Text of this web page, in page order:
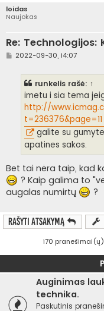
loidas
Naujokas
Re:
S2022-09-30, 14:07
runkelis rašė: ↑
imetu i sia tema
http://
t=236376&page=11
galite su
apatines sakos.
Bet tai nėra taip, kad
? Kaip galima to
augalas numirtų
?
Rašyti atsakymą
170 pranešimai(ų)
Auginimas
technika.
Paskutinis